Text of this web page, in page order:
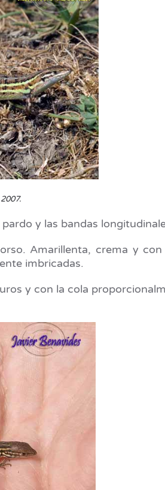
y las bandas
Amarillenta, crema y
imbricadas.
y con la cola